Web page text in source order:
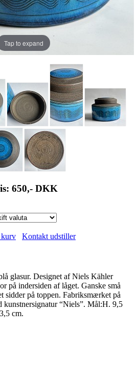
Tap to expand
650,- DKK
Kontakt udstiller
glasur. Designet af Niels Kähler
på indersiden af låget. Ganske små
sidder på toppen. Fabriksmærket på
kunstnersignatur “Niels”. Mål:H. 9,5
cm.